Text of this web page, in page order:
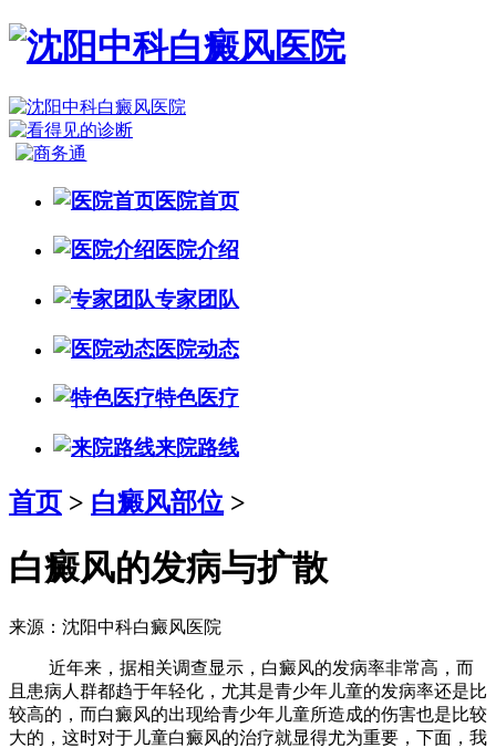
医院首页
医院介绍
专家团队
医院动态
特色医疗
来院路线
首页 > 白癜风部位 >
白癜风的发病与扩散
来源：沈阳中科白癜风医院
近年来，据相关调查显示，白癜风的发病率非常高，而
且患病人群都趋于年轻化，尤其是青少年儿童的发病率还是比
较高的，而白癜风的出现给青少年儿童所造成的伤害也是比较
大的，这时对于儿童白癜风的治疗就显得尤为重要，下面，我